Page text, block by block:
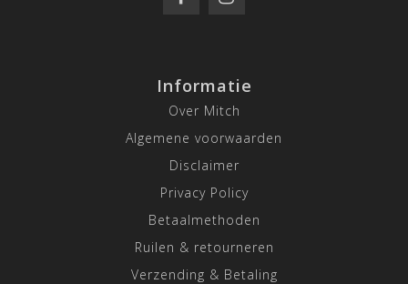
Informatie
Over Mitch
Algemene voorwaarden
Disclaimer
Privacy Policy
Betaalmethoden
Ruilen & retourneren
Verzending & Betaling